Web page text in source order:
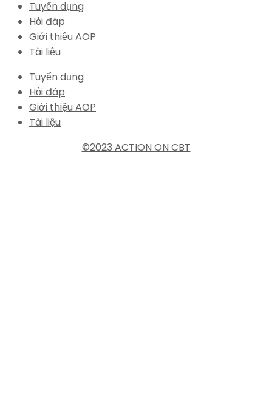
Tuyển dụng
Hỏi đáp
Giới thiệu AOP
Tài liệu
Tuyển dụng
Hỏi đáp
Giới thiệu AOP
Tài liệu
©2023 ACTION ON CBT